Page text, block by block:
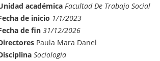
académica Facultad De Trabajo Social
de inicio 1/1/2023
de fin 31/12/2026
Paula Mara Danel
Sociologia